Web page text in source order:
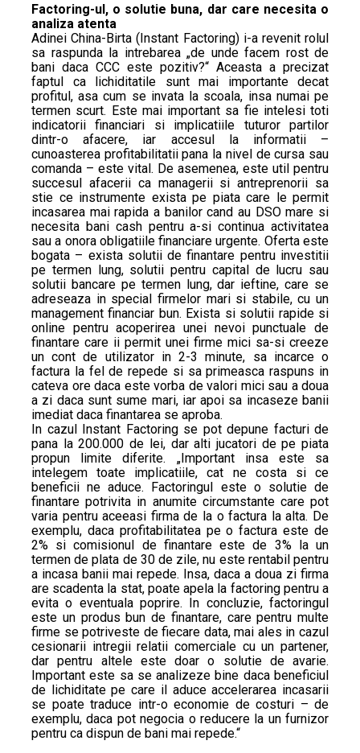
Factoring-ul, o solutie buna, dar care necesita o
analiza atenta
Adinei China-Birta (Instant Factoring) i-a revenit rolul
sa raspunda la intrebarea „de unde facem rost de
bani daca CCC este pozitiv?“ Aceasta a precizat
faptul ca lichiditatile sunt mai importante decat
profitul, asa cum se invata la scoala, insa numai pe
termen scurt. Este mai important sa fie intelesi toti
indicatorii financiari si implicatiile tuturor partilor
dintr-o afacere, iar accesul la informatii –
cunoasterea profitabilitatii pana la nivel de cursa sau
comanda – este vital. De asemenea, este util pentru
succesul afacerii ca managerii si antreprenorii sa
stie ce instrumente exista pe piata care le permit
incasarea mai rapida a banilor cand au DSO mare si
necesita bani cash pentru a-si continua activitatea
sau a onora obligatiile financiare urgente. Oferta este
bogata – exista solutii de finantare pentru investitii
pe termen lung, solutii pentru capital de lucru sau
solutii bancare pe termen lung, dar ieftine, care se
adreseaza in special firmelor mari si stabile, cu un
management financiar bun. Exista si solutii rapide si
online pentru acoperirea unei nevoi punctuale de
finantare care ii permit unei firme mici sa-si creeze
un cont de utilizator in 2-3 minute, sa incarce o
factura la fel de repede si sa primeasca raspuns in
cateva ore daca este vorba de valori mici sau a doua
a zi daca sunt sume mari, iar apoi sa incaseze banii
imediat daca finantarea se aproba.
In cazul Instant Factoring se pot depune facturi de
pana la 200.000 de lei, dar alti jucatori de pe piata
propun limite diferite. „Important insa este sa
intelegem toate implicatiile, cat ne costa si ce
beneficii ne aduce. Factoringul este o solutie de
finantare potrivita in anumite circumstante care pot
varia pentru aceeasi firma de la o factura la alta. De
exemplu, daca profitabilitatea pe o factura este de
2% si comisionul de finantare este de 3% la un
termen de plata de 30 de zile, nu este rentabil pentru
a incasa banii mai repede. Insa, daca a doua zi firma
are scadenta la stat, poate apela la factoring pentru a
evita o eventuala poprire. In concluzie, factoringul
este un produs bun de finantare, care pentru multe
firme se potriveste de fiecare data, mai ales in cazul
cesionarii intregii relatii comerciale cu un partener,
dar pentru altele este doar o solutie de avarie.
Important este sa se analizeze bine daca beneficiul
de lichiditate pe care il aduce accelerarea incasarii
se poate traduce intr-o economie de costuri – de
exemplu, daca pot negocia o reducere la un furnizor
pentru ca dispun de bani mai repede.“